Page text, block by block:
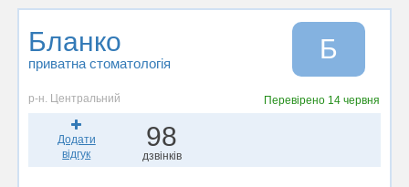
Бланко
приватна стоматологія Б
р-н. Центральний Перевірено 14 червня
Додати
відгук
98
дзвінків